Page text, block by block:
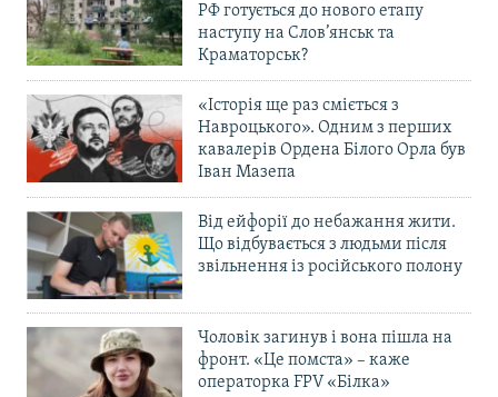
РФ готується до нового етапу
наступу на Слов’янськ та
Краматорськ?
«Історія ще раз сміється з
Навроцького». Одним з перших
кавалерів Ордена Білого Орла був
Іван Мазепа
Від ейфорії до небажання жити.
Що відбувається з людьми після
звільнення із російського полону
Чоловік загинув і вона пішла на
фронт. «Це помста» – каже
операторка FPV «Білка»